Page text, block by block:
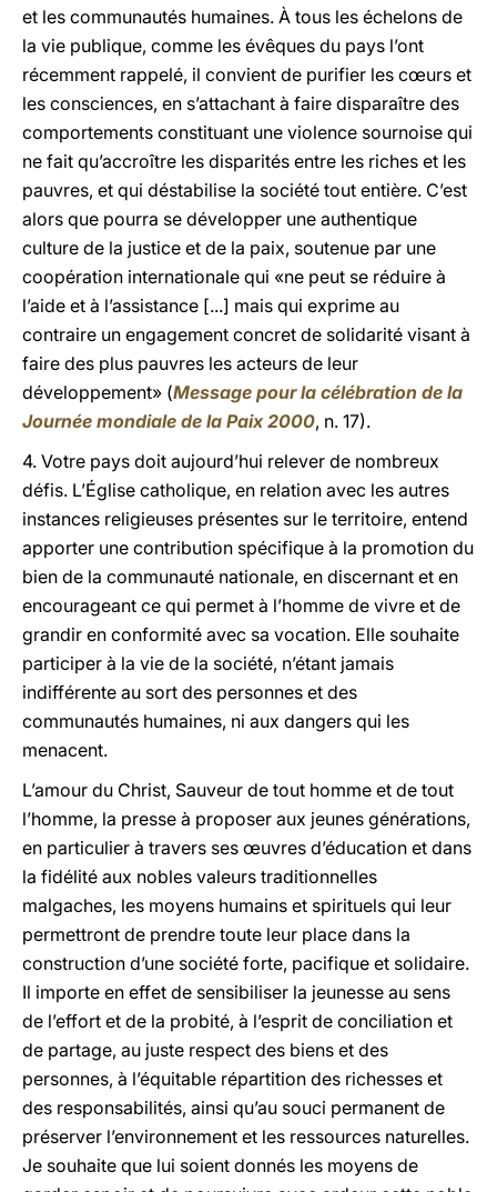
et les communautés humaines. À tous les échelons de
la vie publique, comme les évêques du pays l’ont
récemment rappelé, il convient de purifier les cœurs et
les consciences, en s’attachant à faire disparaître des
comportements constituant une violence sournoise qui
ne fait qu’accroître les disparités entre les riches et les
pauvres, et qui déstabilise la société tout entière. C’est
alors que pourra se développer une authentique
culture de la justice et de la paix, soutenue par une
coopération internationale qui «ne peut se réduire à
l’aide et à l’assistance [...] mais qui exprime au
contraire un engagement concret de solidarité visant à
faire des plus pauvres les acteurs de leur
développement» (Message pour la célébration de la
Journée mondiale de la Paix 2000, n. 17).
4. Votre pays doit aujourd’hui relever de nombreux
défis. L’Église catholique, en relation avec les autres
instances religieuses présentes sur le territoire, entend
apporter une contribution spécifique à la promotion du
bien de la communauté nationale, en discernant et en
encourageant ce qui permet à l’homme de vivre et de
grandir en conformité avec sa vocation. Elle souhaite
participer à la vie de la société, n’étant jamais
indifférente au sort des personnes et des
communautés humaines, ni aux dangers qui les
menacent.
L’amour du Christ, Sauveur de tout homme et de tout
l’homme, la presse à proposer aux jeunes générations,
en particulier à travers ses œuvres d’éducation et dans
la fidélité aux nobles valeurs traditionnelles
malgaches, les moyens humains et spirituels qui leur
permettront de prendre toute leur place dans la
construction d’une société forte, pacifique et solidaire.
Il importe en effet de sensibiliser la jeunesse au sens
de l’effort et de la probité, à l’esprit de conciliation et
de partage, au juste respect des biens et des
personnes, à l’équitable répartition des richesses et
des responsabilités, ainsi qu’au souci permanent de
préserver l’environnement et les ressources naturelles.
Je souhaite que lui soient donnés les moyens de